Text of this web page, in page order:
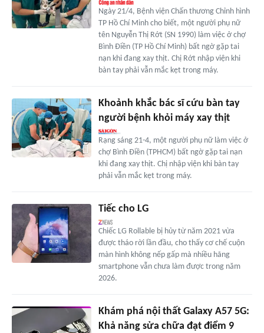
Ngày 21/4, Bệnh viện Chấn thương Chỉnh hình
TP Hồ Chí Minh cho biết, một người phụ nữ
tên Nguyễn Thị Rớt (SN 1990) làm việc ở chợ
Bình Điền (TP Hồ Chí Minh) bất ngờ gặp tai
nạn khi đang xay thịt. Chị Rớt nhập viện khi
bàn tay phải vẫn mắc kẹt trong máy.
Khoảnh khắc bác sĩ cứu bàn tay
người bệnh khỏi máy xay thịt
Rạng sáng 21-4, một người phụ nữ làm việc ở
chợ Bình Điền (TPHCM) bất ngờ gặp tai nạn
khi đang xay thịt. Chị nhập viện khi bàn tay
phải vẫn mắc kẹt trong máy.
Tiếc cho LG
Chiếc LG Rollable bị hủy từ năm 2021 vừa
được tháo rời lần đầu, cho thấy cơ chế cuộn
màn hình không nếp gấp mà nhiều hãng
smartphone vẫn chưa làm được trong năm
2026.
Khám phá nội thất Galaxy A57 5G:
Khả năng sửa chữa đạt điểm 9